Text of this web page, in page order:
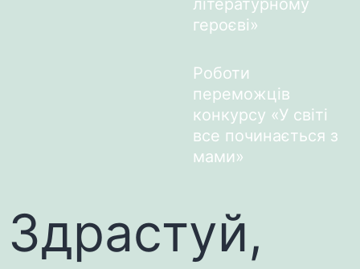
літературному
героєві»
Роботи
переможців
конкурсу «У світі
все починається з
мами»
Здрастуй,